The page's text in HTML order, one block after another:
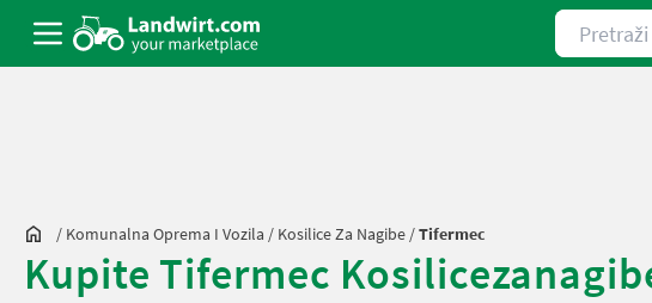
Pretraži
/ Komunalna Oprema I Vozila / Kosilice Za Nagibe /Tifermec
Kupite Tifermec